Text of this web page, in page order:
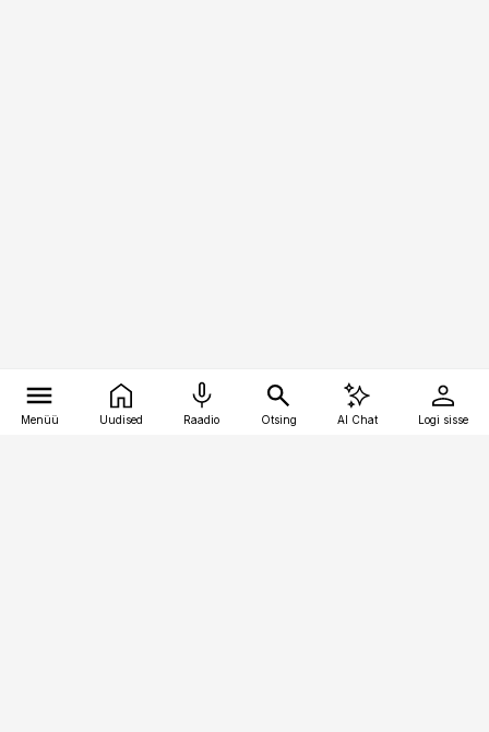
Menüü Uudised Raadio Otsing AI Chat Logi sisse